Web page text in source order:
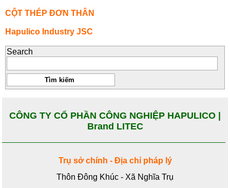
CỘT THÉP ĐƠN THÂN
Hapulico Industry JSC
Search
CÔNG TY CỔ PHẦN CÔNG NGHIỆP HAPULICO |
Brand LITEC
Trụ sở chính - Địa chỉ pháp lý
Thôn Đông Khúc - Xã Nghĩa Trụ